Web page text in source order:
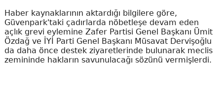
Haber kaynaklarının aktardığı bilgilere göre,
Güvenpark'taki çadırlarda nöbetleşe devam eden
açlık grevi eylemine Zafer Partisi Genel Başkanı Ümit
Özdağ ve İYİ Parti Genel Başkanı Müsavat Dervişoğlu
da daha önce destek ziyaretlerinde bulunarak meclis
zemininde hakların savunulacağı sözünü vermişlerdi.